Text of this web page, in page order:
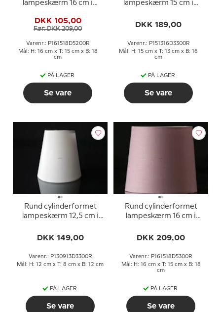
lampeskærm 16 cm i
stof
DKK 105,00
Før: DKK 209,00
Varenr.: P161518D5200R
Mål: H: 16 cm x T: 15 cm x B: 18
cm
PÅ LAGER
Se vare
lampeskærm 15 cm i
DKK 189,00
Varenr.: P151316D3300R
Mål: H: 15 cm x T: 13 cm x B: 16
cm
PÅ LAGER
Se vare
Rund cylinderformet
lampeskærm 12,5 cm i
DKK 149,00
Varenr.: P130913D3300R
Mål: H: 12 cm x T: 8 cm x B: 12 cm
PÅ LAGER
Se vare
Rund cylinderformet
lampeskærm 16 cm i
DKK 209,00
Varenr.: P161518D5300R
Mål: H: 16 cm x T: 15 cm x B: 18
cm
PÅ LAGER
Se vare